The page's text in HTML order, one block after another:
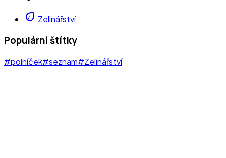
eco Zelinářství
Populární štítky
#polníček#seznam#Zelinářství